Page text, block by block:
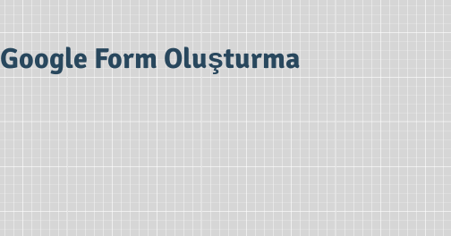
Google Form Oluşturma